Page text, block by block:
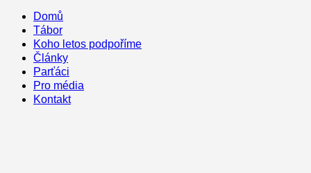
Domů
Tábor
Koho letos podpoříme
Články
Parťáci
Pro média
Kontakt